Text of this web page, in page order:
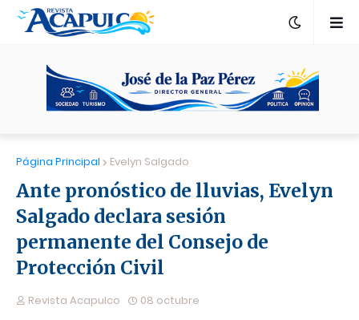
Página Principal Evelyn Salgado
Ante pronóstico de lluvias, Evelyn
Salgado declara sesión
permanente del Consejo de
Protección Civil
Revista Acapulco 08 octubre